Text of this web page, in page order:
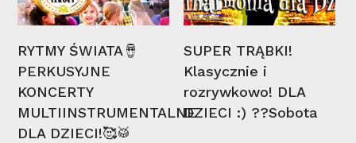
Wybierz Opcje
RYTMY ŚWIATA🪘
PERKUSYJNE
KONCERTY
MULTIINSTRUMENTALNE
DLA DZIECI!🥰🥁
SUPER TRĄBKI!
Klasycznie i
rozrywkowo! DLA
DZIECI :) ??Sobota